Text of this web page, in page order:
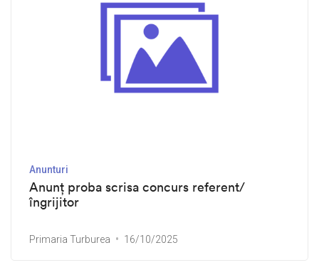
Anunturi
Anunț proba scrisa concurs referent/
îngrijitor
Primaria Turburea 16/10/2025